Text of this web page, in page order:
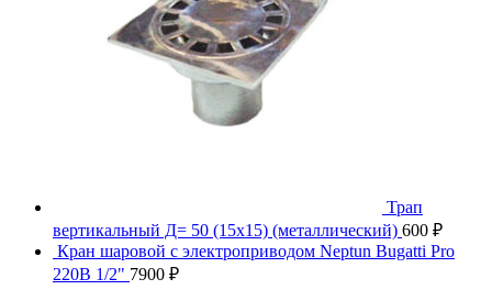
Трап
вертикальный Д= 50 (15х15) (металлический) 600 ₽
Кран шаровой с электроприводом Neptun Bugatti Pro
220В 1/2" 7900 ₽